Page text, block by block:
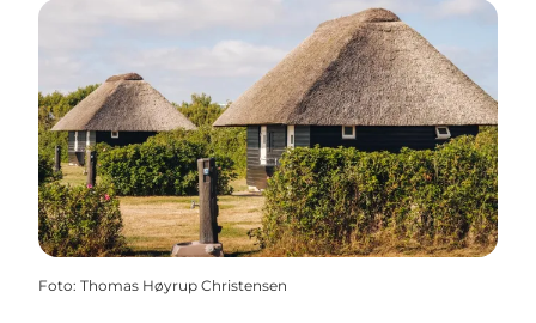
Foto: Thomas Høyrup Christensen